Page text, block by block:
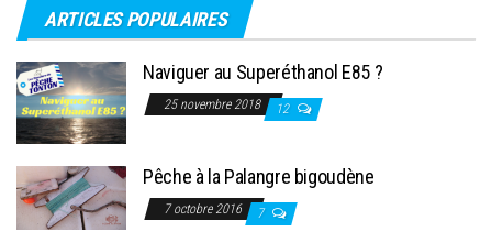
ARTICLES POPULAIRES
Naviguer au Superéthanol E85 ?
25 novembre 2018 12
Pêche à la Palangre bigoudène
7 octobre 2016 7